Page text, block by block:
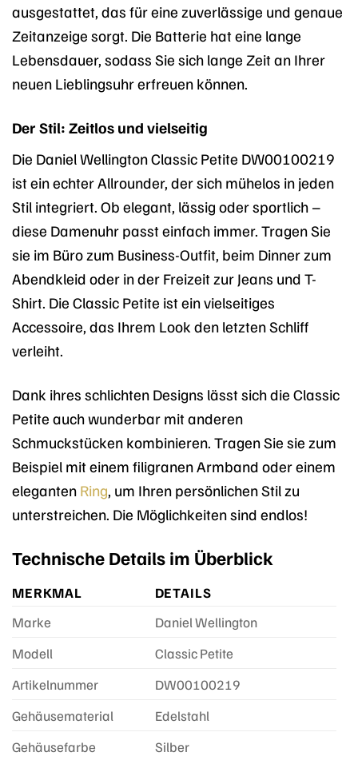
ausgestattet, das für eine zuverlässige und genaue
Zeitanzeige sorgt. Die Batterie hat eine lange
Lebensdauer, sodass Sie sich lange Zeit an Ihrer
neuen Lieblingsuhr erfreuen können.
Der Stil: Zeitlos und vielseitig
Die Daniel Wellington Classic Petite DW00100219
ist ein echter Allrounder, der sich mühelos in jeden
Stil integriert. Ob elegant, lässig oder sportlich –
diese Damenuhr passt einfach immer. Tragen Sie
sie im Büro zum Business-Outfit, beim Dinner zum
Abendkleid oder in der Freizeit zur Jeans und T-
Shirt. Die Classic Petite ist ein vielseitiges
Accessoire, das Ihrem Look den letzten Schliff
verleiht.
Dank ihres schlichten Designs lässt sich die Classic
Petite auch wunderbar mit anderen
Schmuckstücken kombinieren. Tragen Sie sie zum
Beispiel mit einem filigranen Armband oder einem
eleganten Ring, um Ihren persönlichen Stil zu
unterstreichen. Die Möglichkeiten sind endlos!
Technische Details im Überblick
MERKMAL
DETAILS
Marke
Daniel Wellington
Modell
Classic Petite
Artikelnummer
DW00100219
Gehäusematerial
Edelstahl
Gehäusefarbe
Silber